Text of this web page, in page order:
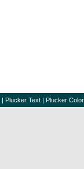
| Plucker Text | Plucker Color